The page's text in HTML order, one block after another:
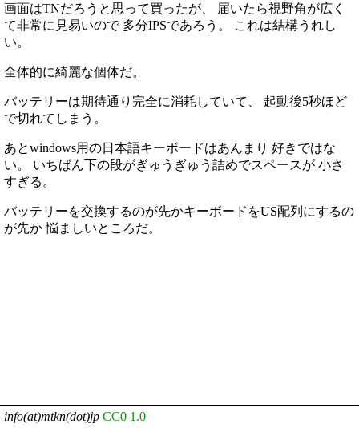
画面はTNだろうと思って買ったが、 届いたら視野角が広く
て非常に見易いので 多分IPSであろう。 これは結構うれし
い。
全体的に綺麗な個体だ。
バッテリーは期待通り完全に消耗していて、 起動後5秒ほど
で切れてしまう。
あとwindows用の日本語キーボードはあんまり 好きではな
い。 いちばん下の段がぎゅうぎゅう詰めでスペースが 小さ
すぎる。
バッテリーを交換するのが先かキーボードをUS配列にするの
が先か 悩ましいところだ。
info(at)mtkn(dot)jp CC0 1.0